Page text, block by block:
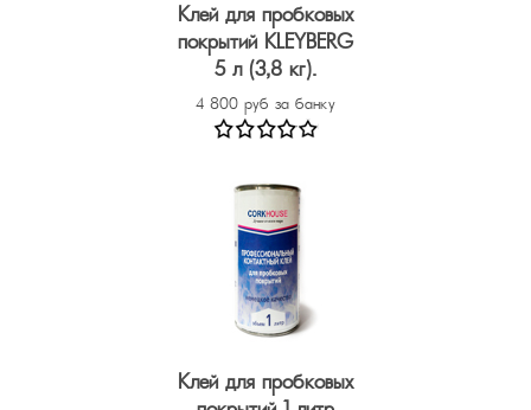
Клей для пробковых
покрытий KLEYBERG
5 л (3,8 кг).
4 800 руб за банку
Клей для пробковых